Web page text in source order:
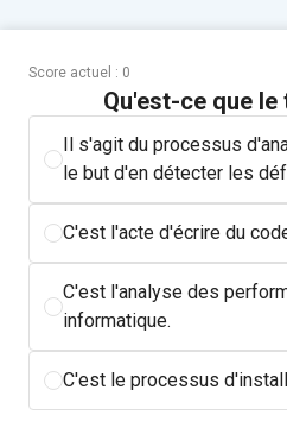
Score actuel : 0
Qu'est-ce que
Il s'agit du processus
le but d'en détecter les
C'est l'acte d'écrire du
C'est l'analyse des
informatique.
C'est le processus